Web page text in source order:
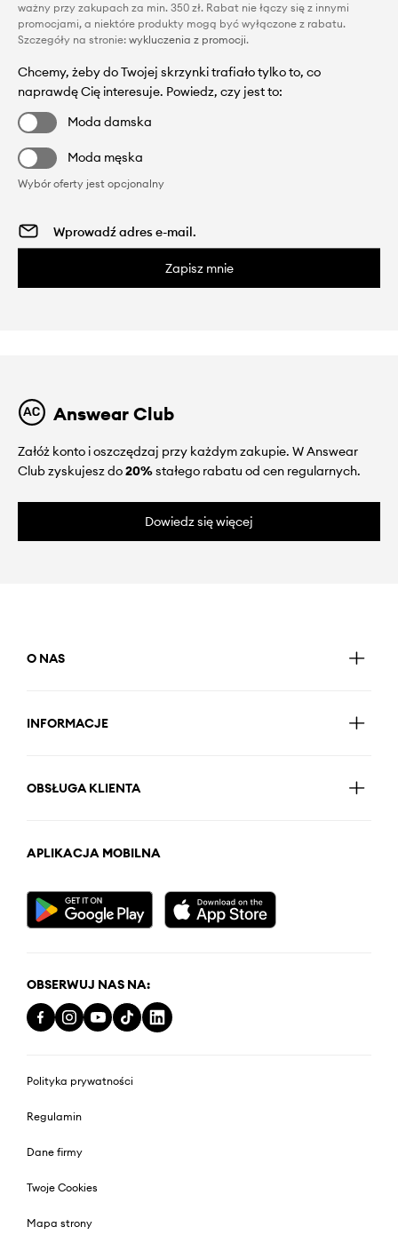
ważny przy zakupach za min. 350 zł. Rabat nie łączy się z innymi
promocjami, a niektóre produkty mogą być wyłączone z rabatu.
Szczegóły na stronie: wykluczenia z promocji.
Chcemy, żeby do Twojej skrzynki trafiało tylko to, co
naprawdę Cię interesuje. Powiedz, czy jest to:
Moda damska
Moda męska
Wybór oferty jest opcjonalny
Zapisz mnie
Answear Club
Załóż konto i oszczędzaj przy każdym zakupie. W Answear
Club zyskujesz do20%stałego rabatu od cen regularnych.
Dowiedz się więcej
O NAS
INFORMACJE
OBSŁUGA KLIENTA
APLIKACJA MOBILNA
OBSERWUJ NAS NA:
Polityka prywatności
Regulamin
Dane firmy
Twoje Cookies
Mapa strony